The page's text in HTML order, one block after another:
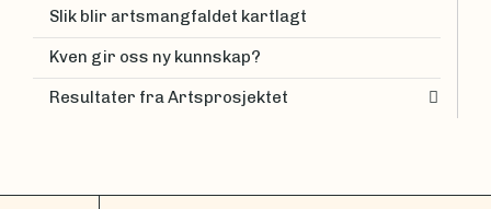
Slik blir artsmangfaldet kartlagt
Kven gir oss ny kunnskap?
Resultater fra Artsprosjektet